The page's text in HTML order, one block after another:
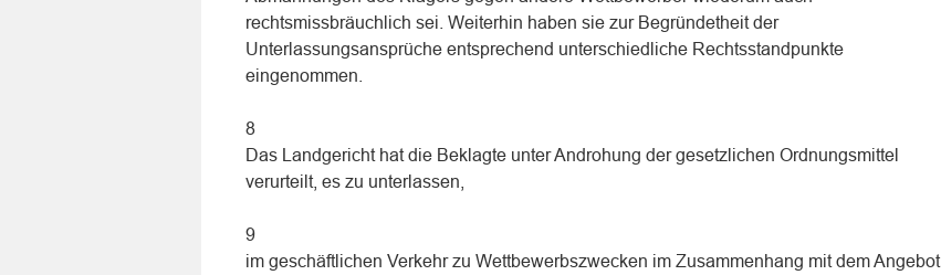
rechtsmissbräuchlich sei. Weiterhin haben sie zur Begründetheit der
Unterlassungsansprüche entsprechend unterschiedliche Rechtsstandpunkte
eingenommen.
8
Das Landgericht hat die Beklagte unter Androhung der gesetzlichen Ordnungsmittel
verurteilt, es zu unterlassen,
9
im geschäftlichen Verkehr zu Wettbewerbszwecken im Zusammenhang mit dem Angebot